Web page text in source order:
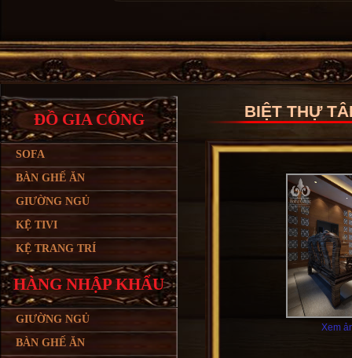
ĐỒ GIA CÔNG
SOFA
BÀN GHẾ ĂN
GIƯỜNG NGỦ
KỆ TIVI
KỆ TRANG TRÍ
HÀNG NHẬP KHẨU
GIƯỜNG NGỦ
BÀN GHẾ ĂN
BIỆT THỰ
Xem